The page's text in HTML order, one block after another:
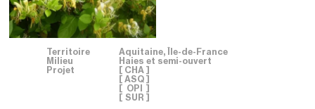
Territoire
Aquitaine, Île-de-France
Milieu
Haies et semi-ouvert
Projet
[ CHA ]
[ ASQ ]
[ OPI
]
[ SUR ]